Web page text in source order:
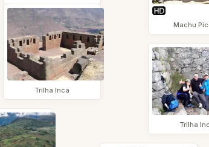
Machu
Trilha Inca
Trilha